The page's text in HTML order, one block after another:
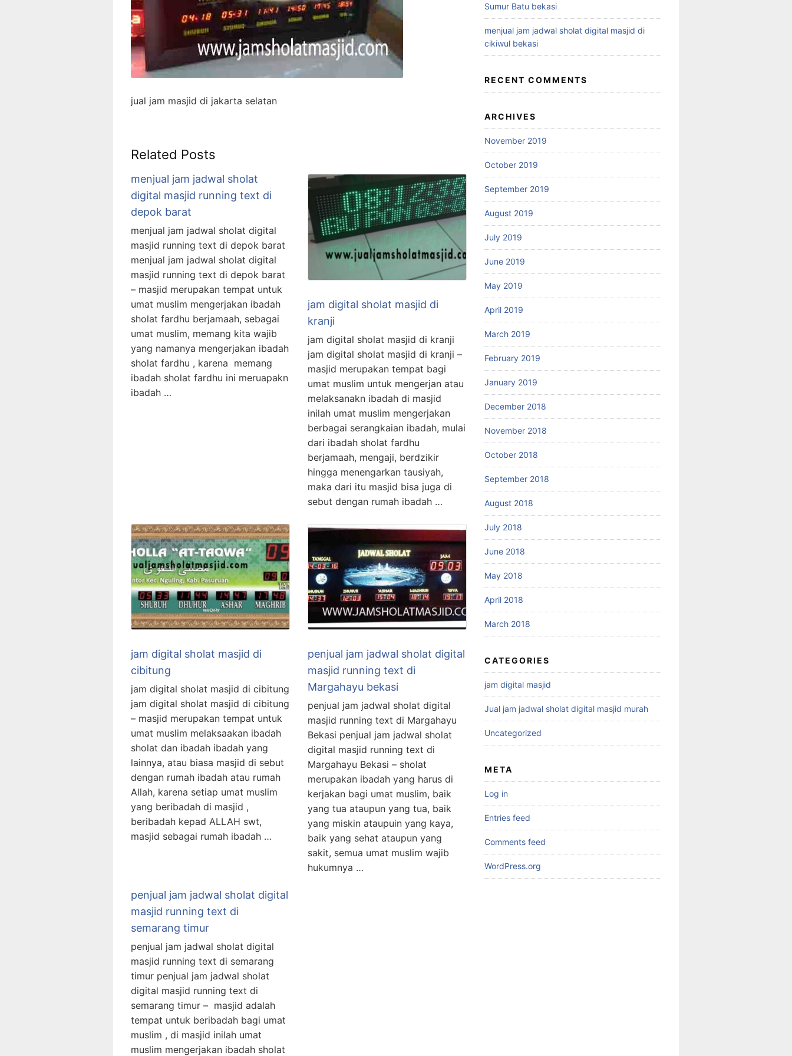
jual jam masjid di jakarta selatan
Related Posts
menjual jam jadwal sholat
digital masjid running text di
depok barat
menjual jam jadwal sholat digital
masjid running text di depok barat
menjual jam jadwal sholat digital
masjid running text di depok barat
– masjid merupakan tempat untuk
umat muslim mengerjakan ibadah
sholat fardhu berjamaah, sebagai
umat muslim, memang kita wajib
yang namanya mengerjakan ibadah
sholat fardhu , karena memang
ibadah sholat fardhu ini meruapakn
ibadah …
jam digital sholat masjid di
kranji
jam digital sholat masjid di kranji
jam digital sholat masjid di kranji –
masjid merupakan tempat bagi
umat muslim untuk mengerjan atau
melaksanakn ibadah di masjid
inilah umat muslim mengerjakan
berbagai serangkaian ibadah, mulai
dari ibadah sholat fardhu
berjamaah, mengaji, berdzikir
hingga menengarkan tausiyah,
maka dari itu masjid bisa juga di
sebut dengan rumah ibadah …
jam digital sholat masjid di
cibitung
jam digital sholat masjid di cibitung
jam digital sholat masjid di cibitung
– masjid merupakan tempat untuk
umat muslim melaksaakan ibadah
sholat dan ibadah ibadah yang
lainnya, atau biasa masjid di sebut
dengan rumah ibadah atau rumah
Allah, karena setiap umat muslim
yang beribadah di masjid ,
beribadah kepad ALLAH swt,
masjid sebagai rumah ibadah …
penjual jam jadwal sholat digital
masjid running text di
Margahayu bekasi
penjual jam jadwal sholat digital
masjid running text di Margahayu
Bekasi penjual jam jadwal sholat
digital masjid running text di
Margahayu Bekasi – sholat
merupakan ibadah yang harus di
kerjakan bagi umat muslim, baik
yang tua ataupun yang tua, baik
yang miskin ataupuin yang kaya,
baik yang sehat ataupun yang
sakit, semua umat muslim wajib
hukumnya …
penjual jam jadwal sholat digital
masjid running text di
semarang timur
penjual jam jadwal sholat digital
masjid running text di semarang
timur penjual jam jadwal sholat
digital masjid running text di
semarang timur – masjid adalah
tempat untuk beribadah bagi umat
muslim , di masjid inilah umat
muslim mengerjakan ibadah sholat
Sumur Batu bekasi
menjual jam jadwal sholat digital masjid di
cikiwul bekasi
RECENT COMMENTS
ARCHIVES
November 2019
October 2019
September 2019
August 2019
July 2019
June 2019
May 2019
April 2019
March 2019
February 2019
January 2019
December 2018
November 2018
October 2018
September 2018
August 2018
July 2018
June 2018
May 2018
April 2018
March 2018
CATEGORIES
jam digital masjid
Jual jam jadwal sholat digital masjid murah
Uncategorized
META
Log in
Entries feed
Comments feed
WordPress.org